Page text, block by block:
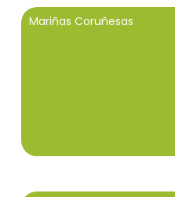
Mariñas Coruñesas